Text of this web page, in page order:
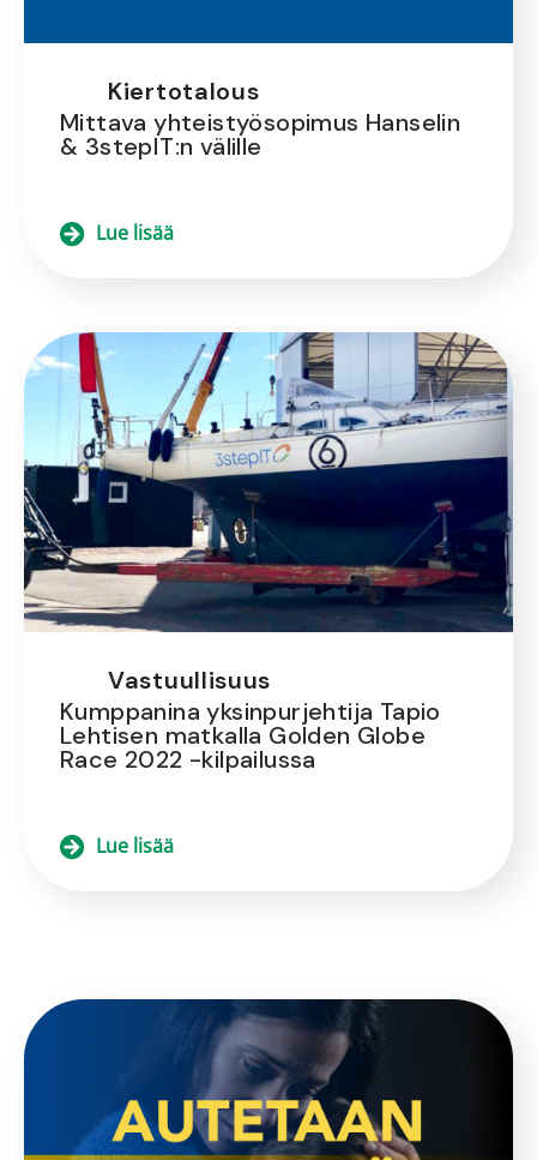
Kiertotalous
Mittava yhteistyösopimus Hanselin
& 3stepIT:n välille
Lue lisää
Vastuullisuus
Kumppanina yksinpurjehtija Tapio
Lehtisen matkalla Golden Globe
Race 2022 -kilpailussa
Lue lisää